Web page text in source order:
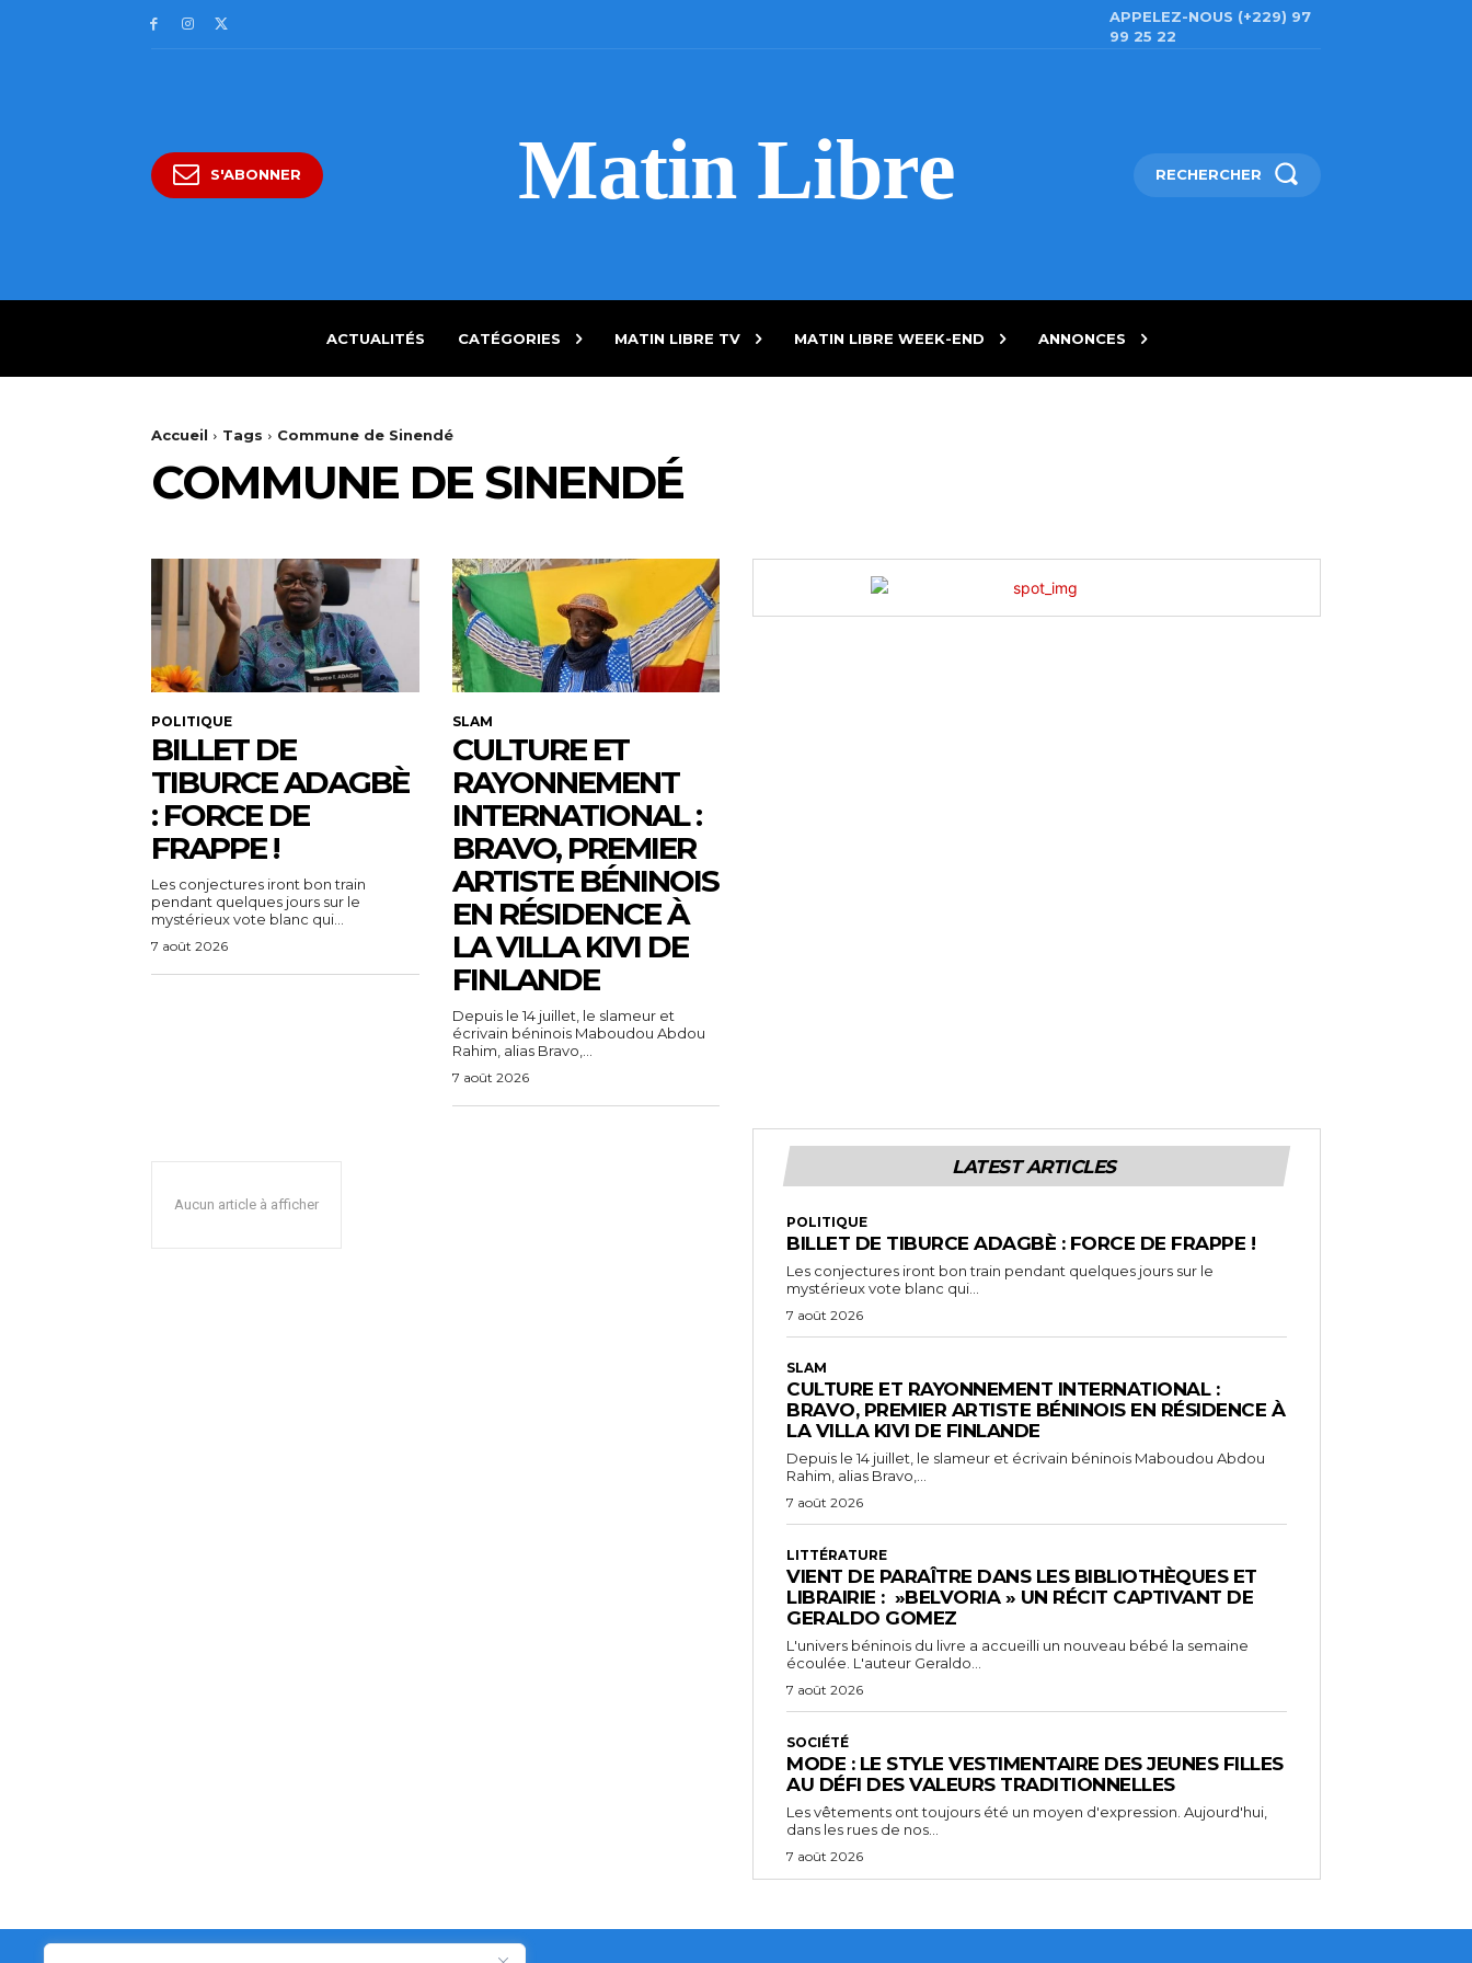
APPELEZ-NOUS (+229) 97
99 25 22
S'ABONNER Matin Libre RECHERCHER
ACTUALITÉS CATÉGORIES MATIN LIBRE TV MATIN LIBRE WEEK-END ANNONCES
Accueil Tags Commune de Sinendé
COMMUNE DE SINENDÉ
POLITIQUE
BILLET DE
TIBURCE ADAGBÈ
: FORCE DE
FRAPPE !
Les conjectures iront bon train
pendant quelques jours sur le
mystérieux vote blanc qui...
7 août 2026
SLAM
CULTURE ET
RAYONNEMENT
INTERNATIONAL :
BRAVO, PREMIER
ARTISTE BÉNINOIS
EN RÉSIDENCE À
LA VILLA KIVI DE
FINLANDE
Depuis le 14 juillet, le slameur et
écrivain béninois Maboudou Abdou
Rahim, alias Bravo,...
7 août 2026
Aucun article à afficher
LATEST ARTICLES
POLITIQUE
BILLET DE TIBURCE ADAGBÈ : FORCE DE FRAPPE !
Les conjectures iront bon train pendant quelques jours sur le
mystérieux vote blanc qui...
7 août 2026
SLAM
CULTURE ET RAYONNEMENT INTERNATIONAL :
BRAVO, PREMIER ARTISTE BÉNINOIS EN RÉSIDENCE À
LA VILLA KIVI DE FINLANDE
Depuis le 14 juillet, le slameur et écrivain béninois Maboudou Abdou
Rahim, alias Bravo,...
7 août 2026
LITTÉRATURE
VIENT DE PARAÎTRE DANS LES BIBLIOTHÈQUES ET
LIBRAIRIE : »BELVORIA » UN RÉCIT CAPTIVANT DE
GERALDO GOMEZ
L'univers béninois du livre a accueilli un nouveau bébé la semaine
écoulée. L'auteur Geraldo...
7 août 2026
SOCIÉTÉ
MODE : LE STYLE VESTIMENTAIRE DES JEUNES FILLES
AU DÉFI DES VALEURS TRADITIONNELLES
Les vêtements ont toujours été un moyen d'expression. Aujourd'hui,
dans les rues de nos...
7 août 2026